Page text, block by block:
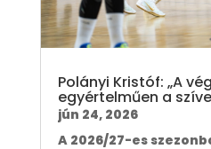
Polányi Kristóf: „A
egyértelműen a
jún 24, 2026
A 2026/27-es